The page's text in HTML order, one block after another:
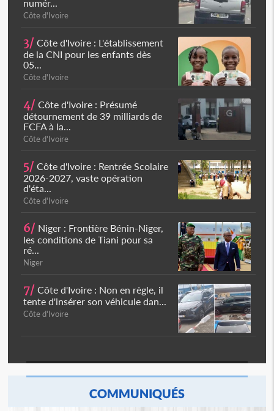
numér...
Côte d'Ivoire
3/ Côte d'Ivoire : L'établissement
de la CNI pour les enfants dès
05...
Côte d'Ivoire
4/ Côte d'Ivoire : Présumé
détournement de 39 milliards de
FCFA à la...
Côte d'Ivoire
5/ Côte d'Ivoire : Rentrée Scolaire
2026-2027, vaste opération
d'éta...
Côte d'Ivoire
6/ Niger : Frontière Bénin-Niger,
les conditions de Tiani pour sa
ré...
Niger
7/ Côte d'Ivoire : Non en règle, il
tente d'insérer son véhicule dan...
Côte d'Ivoire
COMMUNIQUÉS